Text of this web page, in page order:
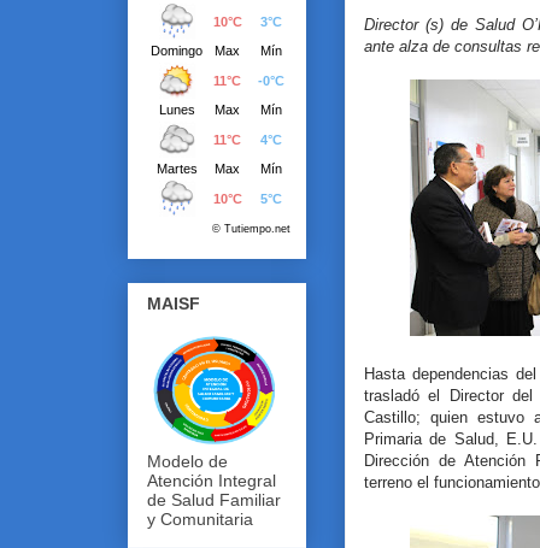
Director (s) de Salud
ante alza de consultas
Hasta dependencias
trasladó el Director del
Castillo; quien estuvo
Primaria de Salud,
Dirección de
terreno el
MAISF
Modelo de
Atención Integral
de Salud Familiar
y Comunitaria